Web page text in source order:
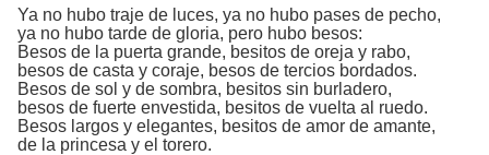
Ya no hubo traje de luces, ya no hubo pases de pecho,
ya no hubo tarde de gloria, pero hubo besos:
Besos de la puerta grande, besitos de oreja y rabo,
besos de casta y coraje, besos de tercios bordados.
Besos de sol y de sombra, besitos sin burladero,
besos de fuerte envestida, besitos de vuelta al ruedo.
Besos largos y elegantes, besitos de amor de amante,
de la princesa y el torero.